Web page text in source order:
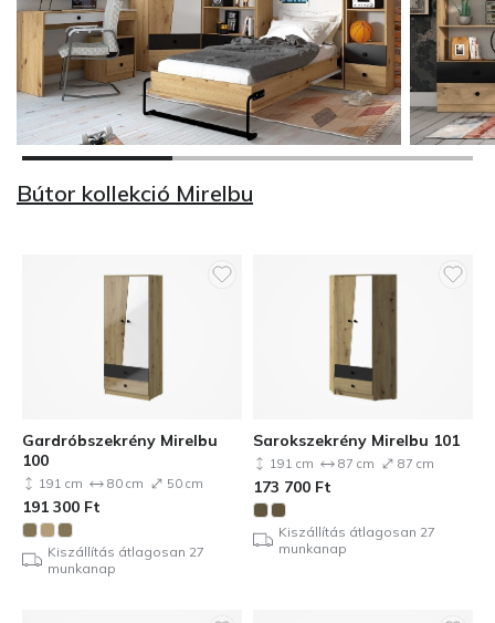
Bútor kollekció Mirelbu
Gardróbszekrény Mirelbu
100
191 cm 80 cm 50 cm
191 300 Ft
Kiszállítás átlagosan 27
munkanap
Sarokszekrény Mirelbu 101
191 cm 87 cm 87 cm
173 700 Ft
Kiszállítás átlagosan 27
munkanap